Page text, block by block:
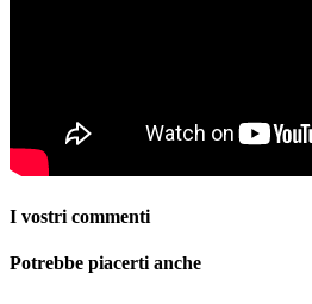
I vostri commenti
Potrebbe piacerti anche